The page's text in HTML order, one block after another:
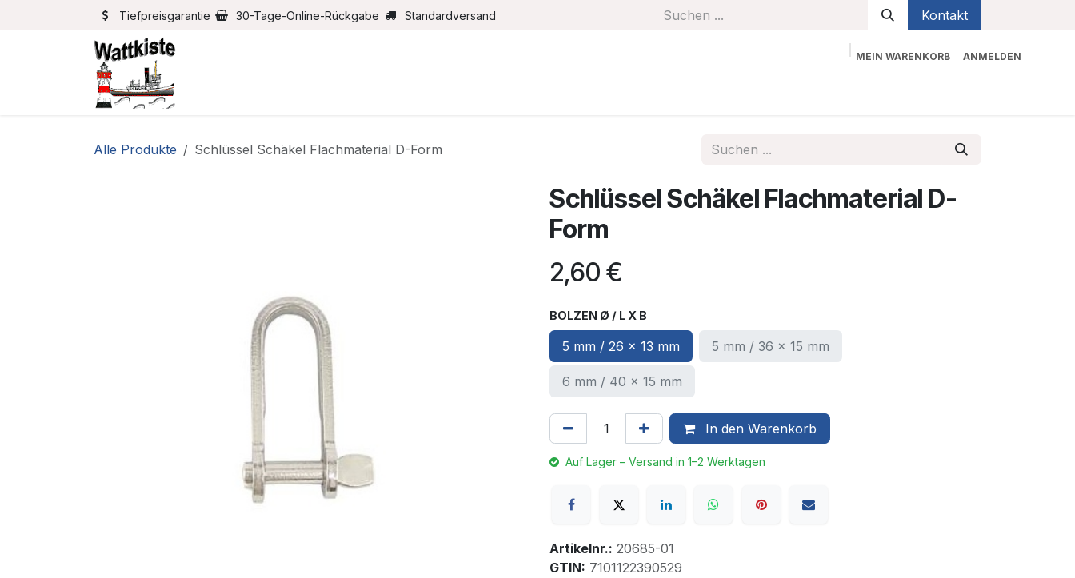
Zum Inhalt springenTiefpreisgarantie 30-Tage-Online-Rückgabe Standardversand Kontakt
MEIN WARENKORB ANMELDEN
Alle Produkte Schlüssel Schäkel Flachmaterial D-Form
Schlüssel Schäkel Flachmaterial D-
Form
2,60 €
BOLZEN Ø / L X B
5 mm / 26 x 13 mm 5 mm / 36 x 15 mm
6 mm / 40 x 15 mm
In den Warenkorb
Auf Lager – Versand in 1–2 Werktagen
Artikelnr.: 20685-01
GTIN: 7101122390529